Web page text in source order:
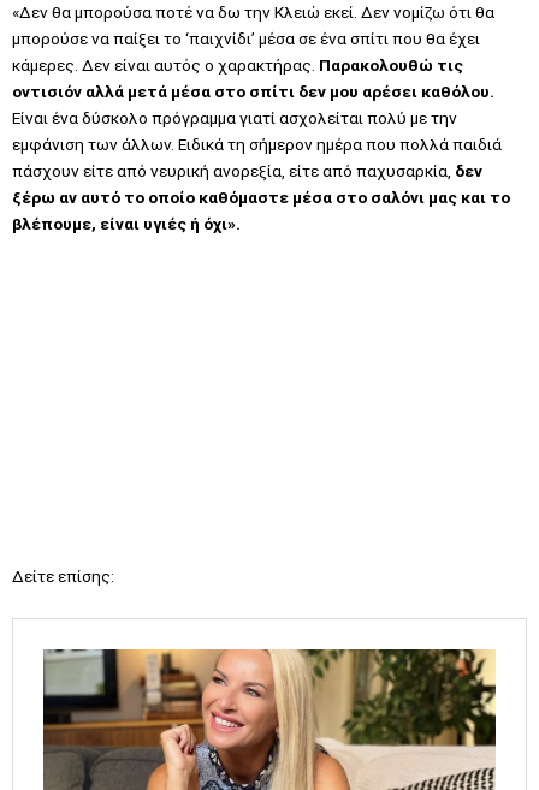
«Δεν θα μπορούσα ποτέ να δω την Κλειώ εκεί. Δεν νομίζω ότι θα
μπορούσε να παίξει το ‘παιχνίδι’ μέσα σε ένα σπίτι που θα έχει
κάμερες. Δεν είναι αυτός ο χαρακτήρας. Παρακολουθώ τις
οντισιόν αλλά μετά μέσα στο σπίτι δεν μου αρέσει καθόλου.
Είναι ένα δύσκολο πρόγραμμα γιατί ασχολείται πολύ με την
εμφάνιση των άλλων. Ειδικά τη σήμερον ημέρα που πολλά παιδιά
πάσχουν είτε από νευρική ανορεξία, είτε από παχυσαρκία, δεν
ξέρω αν αυτό το οποίο καθόμαστε μέσα στο σαλόνι μας και το
βλέπουμε, είναι υγιές ή όχι».
Δείτε επίσης: